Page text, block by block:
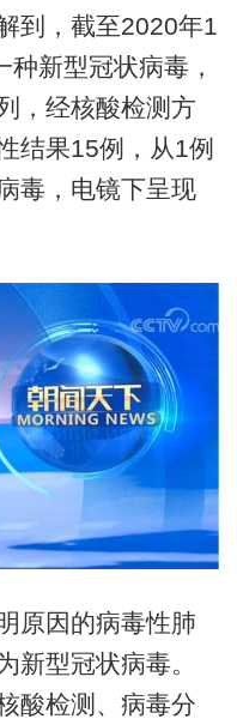
到，截至2020年1
新型冠状病毒，
，经核酸检测方
结果15例，从1例
毒，电镜下呈现
因的病毒性肺
新型冠状病毒。
酸检测、病毒分